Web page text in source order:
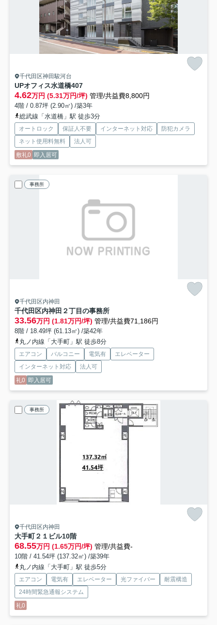
千代田区神田駿河台
UPオフィス水道橋407
4.62万円 (5.31万円/坪) 管理/共益費8,800円
4階 / 0.87坪 (2.90㎡) /築3年
総武線「水道橋」駅 徒歩3分
オートロック 保証人不要 インターネット対応
防犯カメラ
ネット使用料無料
法人可
敷礼0 即入居可
事務所
千代田区内神田
千代田区内神田２丁目の事務所
33.56万円 (1.81万円/坪) 管理/共益費71,186円
8階 / 18.49坪 (61.13㎡) /築42年
丸ノ内線「大手町」駅 徒歩8分
エアコン バルコニー 電気有
エレベーター
インターネット対応
法人可
礼0 即入居可
事務所
千代田区内神田
大手町２１ビル10階
68.55万円 (1.65万円/坪) 管理/共益費-
10階 / 41.54坪 (137.32㎡) /築39年
丸ノ内線「大手町」駅 徒歩5分
エアコン 電気有 エレベーター 光ファイバー
耐震構造
24時間緊急通報システム
礼0